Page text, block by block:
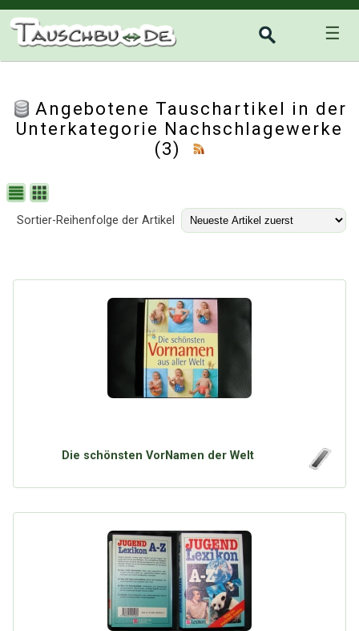
☰
Angebotene Tauschartikel in der
Unterkategorie Nachschlagewerke
(3)
Sortier-Reihenfolge der Artikel
Die schönsten VorNamen der Welt